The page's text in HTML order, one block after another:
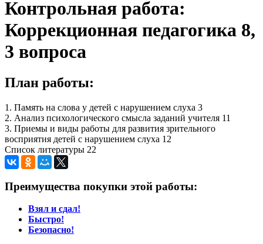
Контрольная работа:
Коррекционная педагогика 8,
3 вопроса
План работы:
1. Память на слова у детей с нарушением слуха 3
2. Анализ психологического смысла заданий учителя 11
3. Приемы и виды работы для развития зрительного
восприятия детей с нарушением слуха 12
Список литературы 22
Преимущества покупки этой работы:
Взял и сдал!
Быстро!
Безопасно!